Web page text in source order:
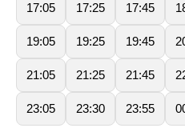
17:05 17:25 17:45
19:05 19:25 19:45
21:05 21:25 21:45
23:05 23:30 23:55